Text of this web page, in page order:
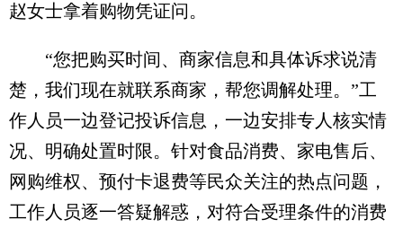
赵女士拿着购物凭证问。
“您把购买时间、商家信息和具体诉求说清
楚，我们现在就联系商家，帮您调解处理。”工
作人员一边登记投诉信息，一边安排专人核实情
况、明确处置时限。针对食品消费、家电售后、
网购维权、预付卡退费等民众关注的热点问题，
工作人员逐一答疑解惑，对符合受理条件的消费